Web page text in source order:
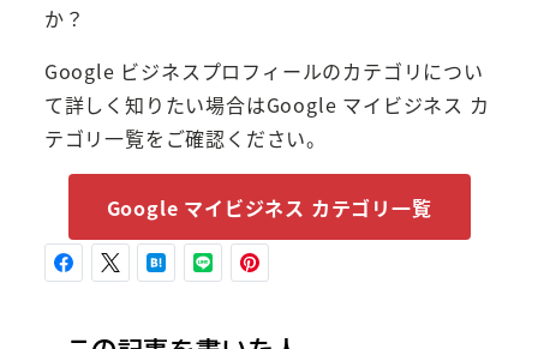
か？
Google ビジネスプロフィールのカテゴリについ
て詳しく知りたい場合はGoogle マイビジネス カ
テゴリ一覧をご確認ください。
Google マイビジネス カテゴリ一覧